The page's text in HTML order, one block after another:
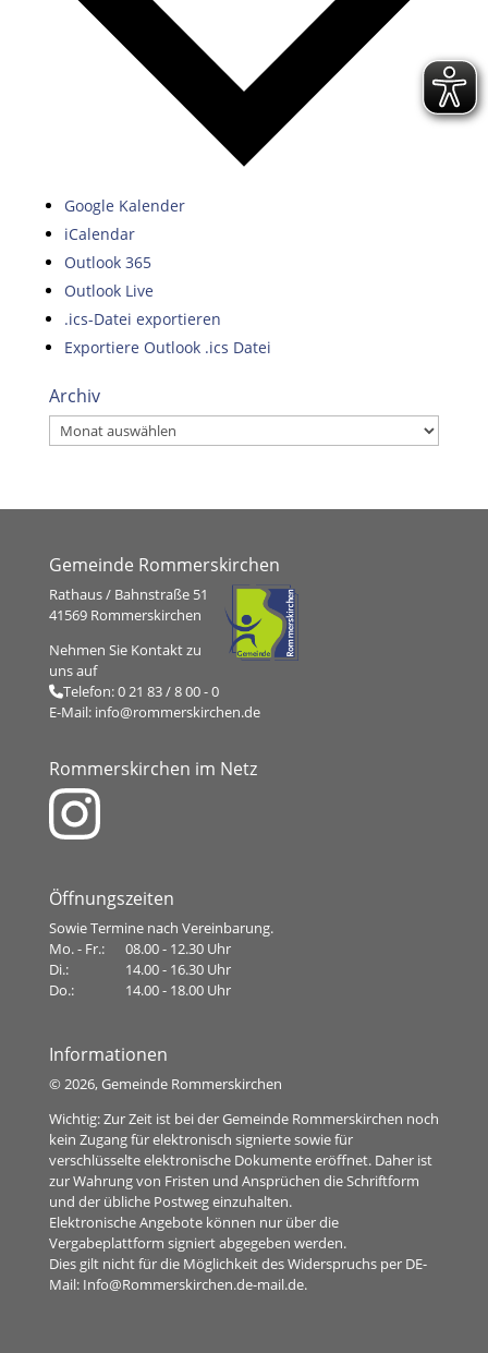
Google Kalender
iCalendar
Outlook 365
Outlook Live
.ics-Datei exportieren
Exportiere Outlook .ics Datei
Archiv
Archiv
Gemeinde Rommerskirchen
Rathaus / Bahnstraße 51
41569 Rommerskirchen
Nehmen Sie Kontakt zu
uns auf
Telefon:0 21 83 / 8 00 - 0
E-Mail: info@rommerskirchen.de
Rommerskirchen im Netz
Öffnungszeiten
Sowie Termine nach Vereinbarung.
Mo. - Fr.:
08.00 - 12.30 Uhr
Di.:
14.00 - 16.30 Uhr
Do.:
14.00 - 18.00 Uhr
Informationen
© 2026, Gemeinde Rommerskirchen
Wichtig: Zur Zeit ist bei der Gemeinde Rommerskirchen noch
kein Zugang für elektronisch signierte sowie für
verschlüsselte elektronische Dokumente eröffnet. Daher ist
zur Wahrung von Fristen und Ansprüchen die Schriftform
und der übliche Postweg einzuhalten.
Elektronische Angebote können nur über die
Vergabeplattform signiert abgegeben werden.
Dies gilt nicht für die Möglichkeit des Widerspruchs per DE-
Mail: Info@Rommerskirchen.de-mail.de.